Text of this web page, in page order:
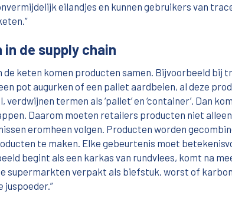
eilandjes en kunnen gebruikers van
de supply chain
de keten komen producten samen. Bijvoorbeeld
pot augurken of een pallet aardbeien, al deze
verdwijnen termen als ‘pallet’ en ‘container’. Dan
Daarom moeten retailers producten niet
eromheen volgen. Producten worden
te maken. Elke gebeurtenis moet
begint als een karkas van rundvlees, komt na
supermarkten verpakt als biefstuk, worst of
juspoeder.”